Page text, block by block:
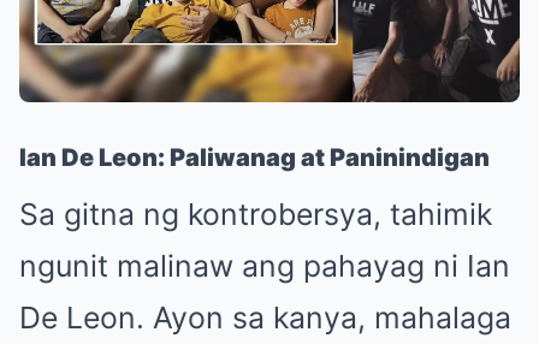
Ian De Leon: Paliwanag at Paninindigan
Sa gitna ng kontrobersya, tahimik
ngunit malinaw ang pahayag ni Ian
De Leon. Ayon sa kanya, mahalaga